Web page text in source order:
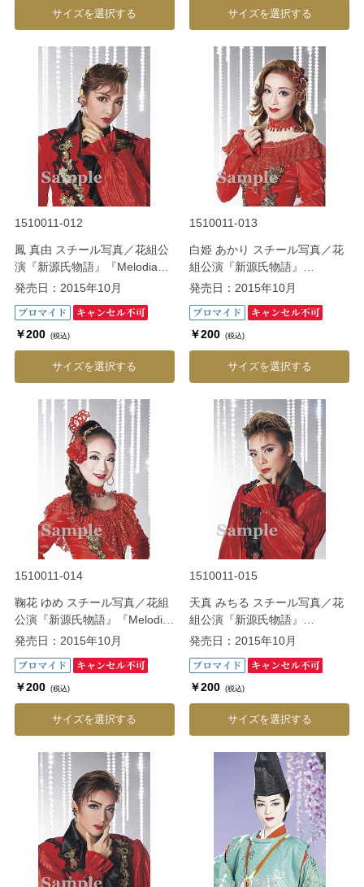
サイズを選択する サイズを選択する
1510011-012
鳳 真由 スチール写真／花組公
演『新源氏物語』『Melodia－
熱く美しき旋律－』
発売日：2015年10月
￥200 (税込)
サイズを選択する
1510011-013
白姫 あかり スチール写真／花
組公演『新源氏物語』
『Melodia－熱く美しき旋律
発売日：2015年10月
￥200 (税込)
サイズを選択する
1510011-014
鞠花 ゆめ スチール写真／花組
公演『新源氏物語』『Melodia
－熱く美しき旋律－』
発売日：2015年10月
￥200 (税込)
サイズを選択する
1510011-015
天真 みちる スチール写真／花
組公演『新源氏物語』
『Melodia－熱く美しき旋律
発売日：2015年10月
￥200 (税込)
サイズを選択する